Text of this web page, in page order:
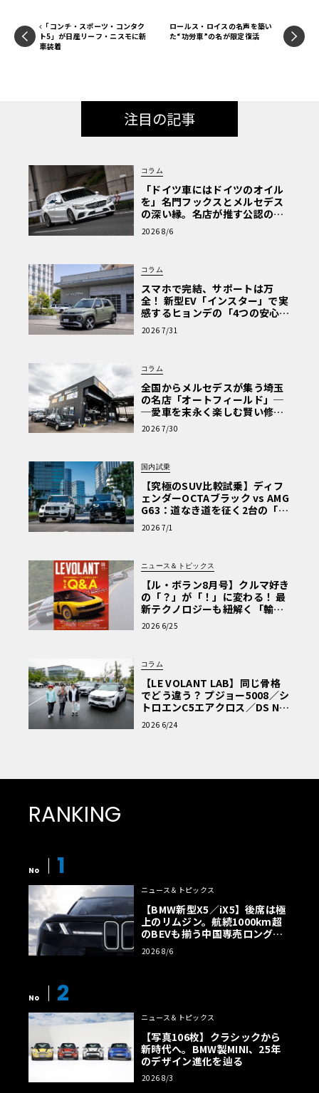
「コンチ・スポーツ・コンタク
ト5」が日産リーフ・ニスモに新
車装着
ロールス・ロイスの名声を築い
た“功労車”の名が限定復活
注目の記事
コラム
「ドイツ車にはドイツのオイル
を」名門フックスとメルセデス
の深い縁。名店が推す公認の安
心と、Cクラスで味わうシルキー
な走り〈PR〉
2026 8/6
コラム
スマホで完結、サポートは万
全！ 新型EV「インスター」で実
感するヒョンデの「4つの安心」
【第1回・ヒョンデ6つの疑問：
Why? Hyundai?】〈PR〉
2026 7/31
コラム
全国からメルセデスが集う埼玉
の名店「オートフィールド」─
─愛車を末永く楽しむ賢い修理
術と、プロがフックス製オイル
を選ぶ理由〈PR〉
2026 7/30
国内試乗
【究極のSUV比較試乗】ディフ
ェンダーOCTAブラック vs AMG
G63：道なき道を征く2台の「対
極的アプローチ」
2026 7/1
ニュース＆トピックス
【ル・ボラン8月号】クルマ好き
の「？」が「！」に変わる！ 最
新テクノロジーも紐解く「輸入
車Q&A」
2026 6/25
コラム
【LE VOLANT LAB】同じ骨格
でどう違う？ プジョー5008／シ
トロエンC5エアクロス／DS Nº4
読者一気乗りレポート
2026 6/24
RANKING
No 1
ニュース＆トピックス
【BMW新型X5／iX5】後席は極
上のリムジン。航続1000km超
のBEVも揃う中国専売ロング仕
様の全貌
2026 8/6
No 2
ニュース＆トピックス
【写真106枚】クラシックから
新時代へ。BMW製MINI、25年
のデザイン進化を辿る
2026 8/3